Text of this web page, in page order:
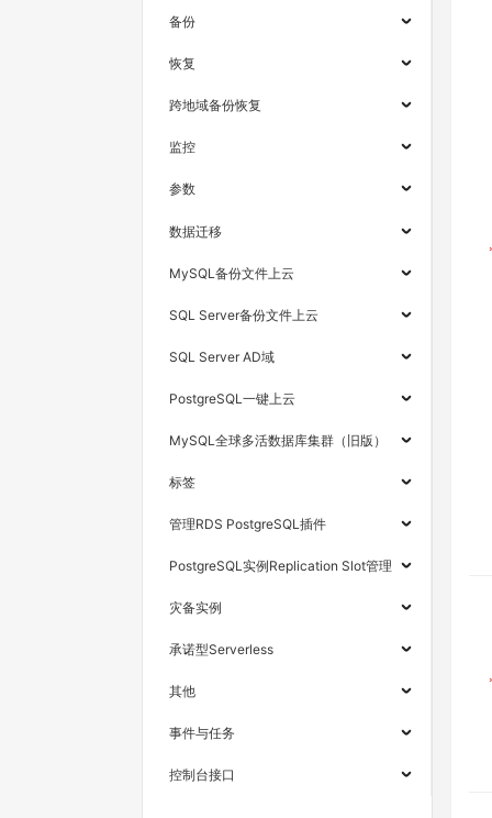
备份
恢复
跨地域备份恢复
监控
参数
数据迁移
MySQL备份文件上云
SQL Server备份文件上云
SQL Server AD域
PostgreSQL一键上云
MySQL全球多活数据库集群（旧版）
标签
管理RDS PostgreSQL插件
PostgreSQL实例Replication Slot管理
灾备实例
承诺型Serverless
其他
事件与任务
控制台接口